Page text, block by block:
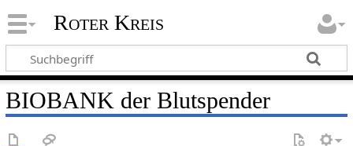
Roter Kreis
BIOBANK der Blutspender